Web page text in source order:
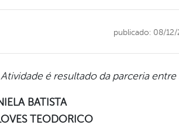
publicado: 08/12/
Atividade é resultado da parceria
BATISTA
TEODORICO